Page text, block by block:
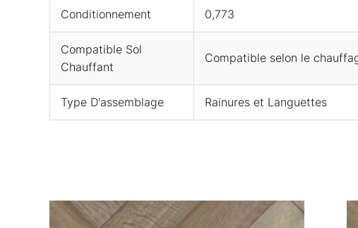
Conditionnement 0,773
Compatible Sol
Chauffant
Compatible selon le
Type D'assemblage Rainures et Languettes